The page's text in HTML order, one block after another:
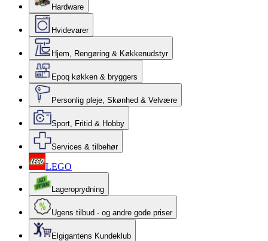
Hardware
Hvidevarer
Hjem, Rengøring & Køkkenudstyr
Epoq køkken & bryggers
Personlig pleje, Skønhed & Velvære
Sport, Fritid & Hobby
Services & tilbehør
LEGO
Lageroprydning
Ugens tilbud - og andre gode priser
Elgigantens Kundeklub